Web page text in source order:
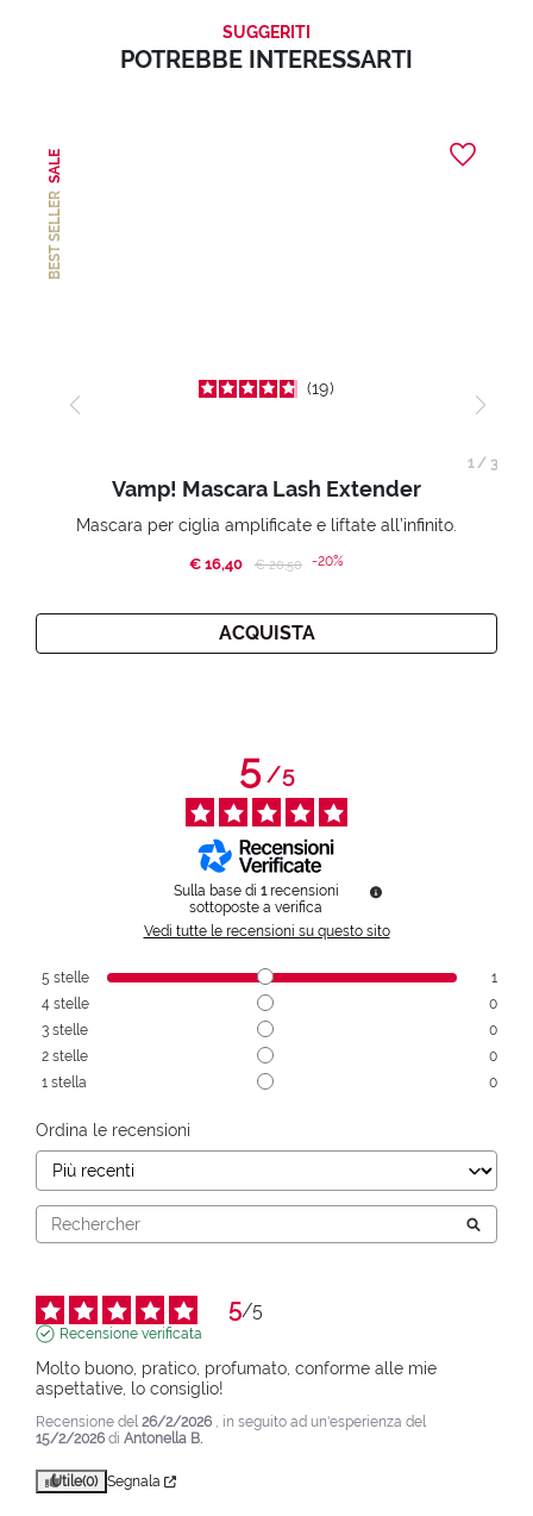
SUGGERITI
POTREBBE INTERESSARTI
BEST SELLER
SALE
19
Vamp! Mascara Lash Extender
Mascara per ciglia amplificate e liftate all’infinito.
€ 16,40 Price reduced from
€ 20,50to-20%
ACQUISTA
1/ 3
5/5
Sulla base di 1 recensioni
sottoposte a verifica
Vedi tutte le recensioni su questo sito
5 stelle
1
4 stelle
0
3 stelle
0
2 stelle
0
1 stella 0
Ordina le recensioni
5/5
Recensione verificata
Molto buono, pratico, profumato, conforme alle mie
aspettative, lo consiglio!
Recensione del 26/2/2026 , in seguito ad un'esperienza del
15/2/2026 di Antonella B.
Utile(0) Segnala